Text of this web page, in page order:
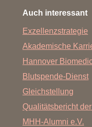
Auch interessant
Exzellenzstrategie
Akademische
Hannover
Blutspende-Dienst
Gleichstellung
Qualitätsbericht
MHH-Alumni e.V.